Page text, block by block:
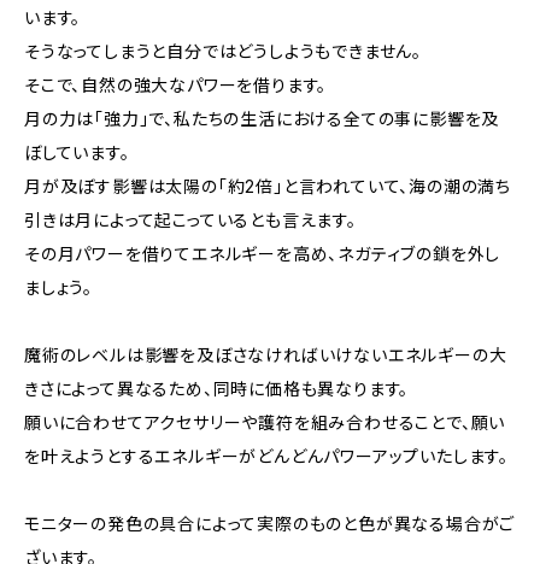
います。
そうなってしまうと自分ではどうしようもできません。
そこで、自然の強大なパワーを借ります。
月の力は「強力」で、私たちの生活における全ての事に影響を及
ぼしています。
月が及ぼす影響は太陽の「約2倍」と言われていて、海の潮の満ち
引きは月によって起こっているとも言えます。
その月パワーを借りてエネルギーを高め、ネガティブの鎖を外し
ましょう。
魔術のレベルは影響を及ぼさなければいけないエネルギーの大
きさによって異なるため、同時に価格も異なります。
願いに合わせてアクセサリーや護符を組み合わせることで、願い
を叶えようとするエネルギーがどんどんパワーアップいたします。
モニターの発色の具合によって実際のものと色が異なる場合がご
ざいます。